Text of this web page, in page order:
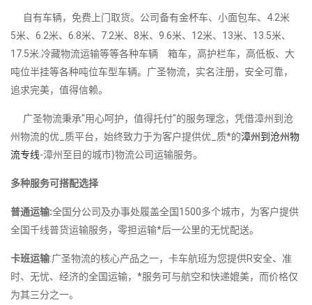
自有车辆，免费上门取货。公司备有金杯车、小面包车、4.2米
5米、6.2米、6.8米、7.2米、8米、9.6米、12米、13米、13.5米、
17.5米.冷藏物流运输等等各种车辆 箱车，高护栏车，高低板、大
吨位半挂等各种吨位车型车辆。广圣物流，实名注册，安全可靠，
追求完美，值得信赖。
广圣物流秉承"用心呵护，值得托付"的服务理念，凭借漳州到沧
州物流的优_质平台，始终致力于为客户提供优_质*的漳州到沧州物
流专线-漳州至目的城市}物流公司运输服务。
多种服务可搭配选择
普通运输:全国分公司及办事处履盖全国1500多个城市，为客户提供
全国千线普货运输服务，零担运输*后一公里的无忧配送。
卡班运输:广圣物流的核心产品之一，卡车航班为您提供R安全、准
时、无忧、经济的全国运输，*服务可与航空和快递媲美，而价格仅
为其三分之一。